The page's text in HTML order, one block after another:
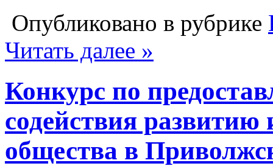
Опубликовано в рубрике
Читать далее »
Конкурс по
содействия развитию
общества в